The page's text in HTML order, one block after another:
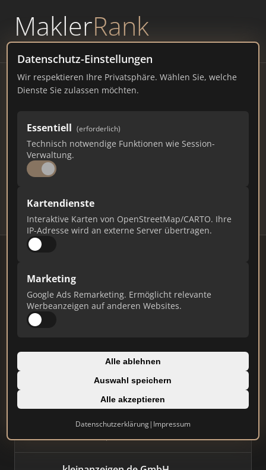
MaklerRank
powered byWAVEPOINT
Datenschutz-Einstellungen
Wir respektieren Ihre Privatsphäre. Wählen Sie, welche
Dienste Sie zulassen möchten.
Essentiell (erforderlich)
Technisch notwendige Funktionen wie Session-
Verwaltung.
Kartendienste
Interaktive Karten von OpenStreetMap/CARTO. Ihre
IP-Adresse wird an externe Server übertragen.
Marketing
Google Ads Remarketing. Ermöglicht relevante
Werbeanzeigen auf anderen Websites.
Alle ablehnen
Auswahl speichern
Alle akzeptieren
Datenschutzerklärung| Impressum
Immobilienmakler
Saarbrücken – Ranking Juli
2026
SAARLAND177.201 EINWOHNER
88
Makler Makler-Keywords
Stand: Juli 2026
#
AVIV Germany GmbH
immowelt.de Immobilienplattform
Immobilien Scout GmbH
immobilienscout24.de